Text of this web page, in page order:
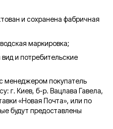
и сохранена фабричная
маркировка;
и потребительские
менеджером покупатель
г. Киев, б-р. Вацлава Гавела,
«Новая Почта», или по
будут предоставлены